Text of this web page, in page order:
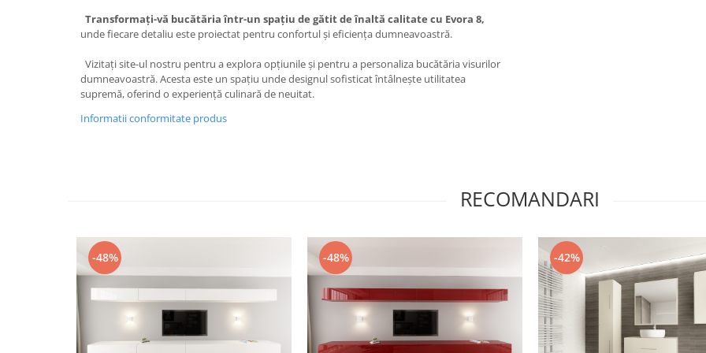
Transformați-vă bucătăria într-un spațiu de gătit de înaltă calitate cu Evora 8,
unde fiecare detaliu este proiectat pentru confortul și eficiența dumneavoastră.
Vizitați site-ul nostru pentru a explora opțiunile și pentru a personaliza bucătăria visurilor
dumneavoastră. Acesta este un spațiu unde designul sofisticat întâlnește utilitatea
supremă, oferind o experiență culinară de neuitat.
Informatii conformitate produs
RECOMANDARI
-48% -48% -42%